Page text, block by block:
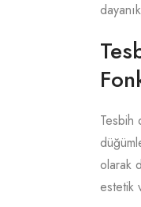
Tesbih
olarak
estetik